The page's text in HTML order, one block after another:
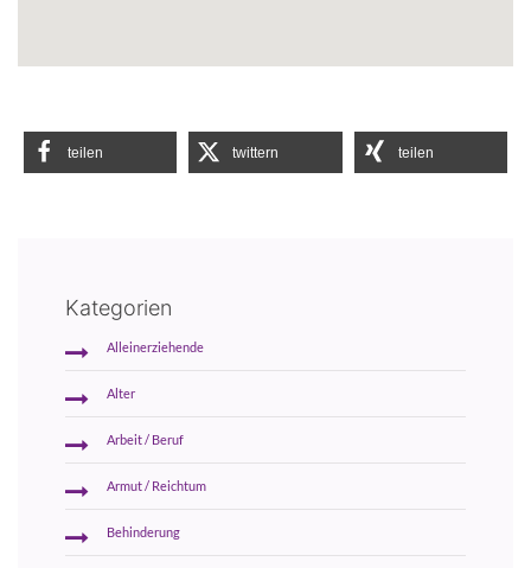
teilen twittern teilen
Kategorien
Alleinerziehende
Alter
Arbeit / Beruf
Armut / Reichtum
Behinderung